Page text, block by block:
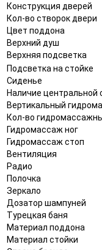
Конструкция дверей
Кол-во створок двери
Цвет поддона
Верхний душ
Верхняя подсветка
Подсветка на стойке
Сиденье
Наличие центральной
Вертикальный
Кол-во
Гидромассаж ног
Гидромассаж стоп
Вентиляция
Радио
Полочка
Зеркало
Дозатор шампуней
Турецкая баня
Материал поддона
Материал стойки